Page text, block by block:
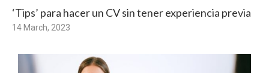
‘Tips’ para hacer un CV sin tener experiencia previa
14 March, 2023